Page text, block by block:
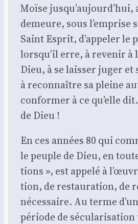
Moïse
demeure, sous l’emprise
Saint Esprit, d’ap­pe­ler le
lors­qu’il erre, à reve­nir à
Dieu, à se lais­ser juger et
à recon­naître sa pleine
confor­mer à ce qu’elle
de Dieu !
En ces années 80 qui
le peuple de Dieu, en
tions », est appe­lé à
tion, de res­tau­ra­tion, de
néces­saire. Au terme
période de